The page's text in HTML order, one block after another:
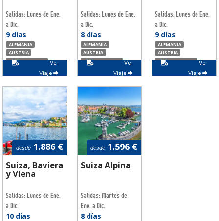
Salidas: Lunes de Ene.
a Dic.
9 días
ALEMANIA
AUSTRIA
LIECHTENSTEIN
Ver
Viaje
Salidas: Lunes de Ene.
a Dic.
8 días
ALEMANIA
AUSTRIA
LIECHTENSTEIN
Ver
Viaje
Salidas: Lunes de Ene.
a Dic.
9 días
ALEMANIA
AUSTRIA
LIECHTENSTEIN
Ver
Viaje
desde1.886 €
Suiza, Baviera
y Viena
Salidas: Lunes de Ene.
a Dic.
10 días
desde 1.596 €
Suiza Alpina
Salidas: Martes de
Ene. a Dic.
8 días